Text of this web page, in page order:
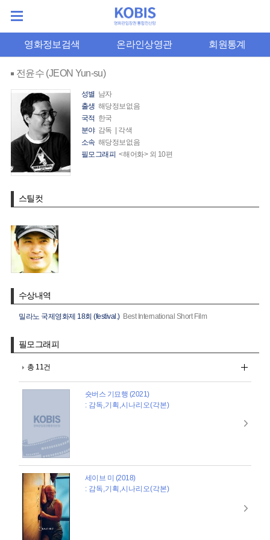
영화정보검색 온라인상영관 회원통계
전윤수 (JEON Yun-su)
성별 남자
출생 해당정보없음
국적 한국
분야 감독 | 각색
소속 해당정보없음
필모그래피 <해어화> 외 10편
스틸컷
수상내역
밀라노 국제영화제 18회 (festival.) Best International Short Film
필모그래피
총 11건
숏버스 기묘행 (2021)
: 감독,기획,시나리오(각본)
세이브 미 (2018)
: 감독,기획,시나리오(각본)